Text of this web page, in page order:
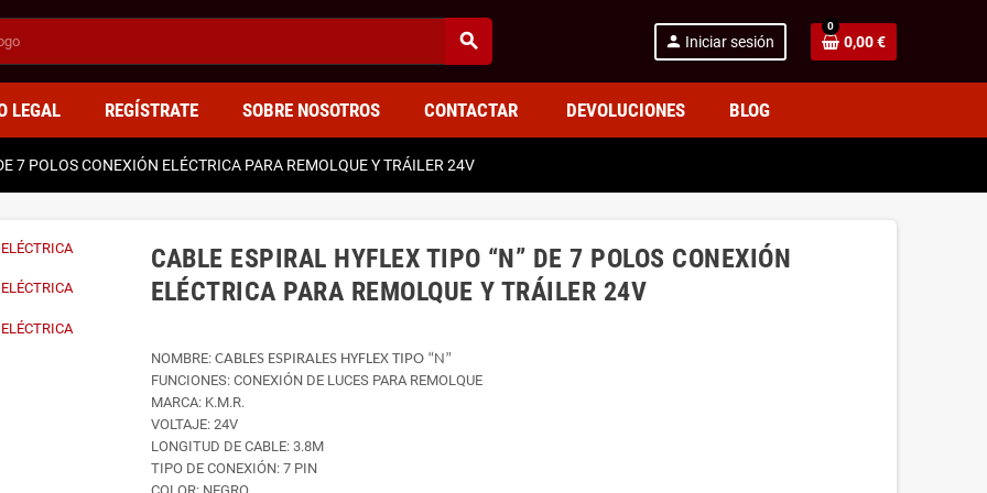
search person Iniciar sesión
0
0,00 €
LEGAL REGÍSTRATE SOBRE NOSOTROS CONTACTAR DEVOLUCIONES BLOG
7 POLOS CONEXIÓN ELÉCTRICA PARA REMOLQUE Y TRÁILER 24V
CABLE ESPIRAL HYFLEX TIPO “N” DE 7 POLOS CONEXIÓN
ELÉCTRICA PARA REMOLQUE Y TRÁILER 24V
NOMBRE: CABLES ESPIRALES HYFLEX TIPO “N”
FUNCIONES: CONEXIÓN DE LUCES PARA REMOLQUE
MARCA: K.M.R.
VOLTAJE: 24V
LONGITUD DE CABLE: 3.8M
TIPO DE CONEXIÓN: 7 PIN